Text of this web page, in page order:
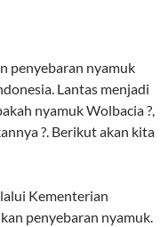
penyebaran nyamuk
Lantas menjadi
nyamuk Wolbacia ?,
?. Berikut akan kita
Kementerian
penyebaran nyamuk.